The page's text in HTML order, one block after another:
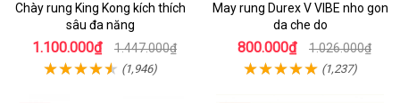
Chày rung King Kong kích thích
sâu đa năng
1.100.000₫ 1.447.000₫
(1,946)
May rung Durex V VIBE nho gon
da che do
800.000₫ 1.026.000₫
(1,237)